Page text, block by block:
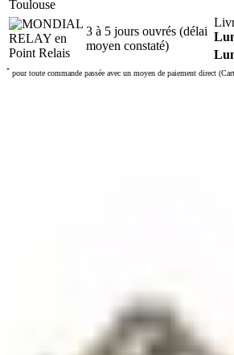
3 à 5 jours ouvrés (délai
moyen constaté)
* pour toute commande passée avec un moyen de paiement direct